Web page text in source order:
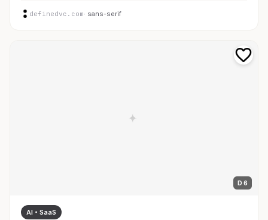
definedvc.com· sans-serif
D 6
AI・SaaS